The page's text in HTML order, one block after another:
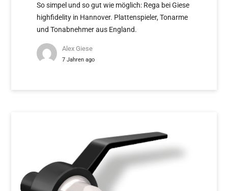
So simpel und so gut wie möglich: Rega bei Giese
highfidelity in Hannover. Plattenspieler, Tonarme
und Tonabnehmer aus England.
Alex Giese
7 Jahren ago